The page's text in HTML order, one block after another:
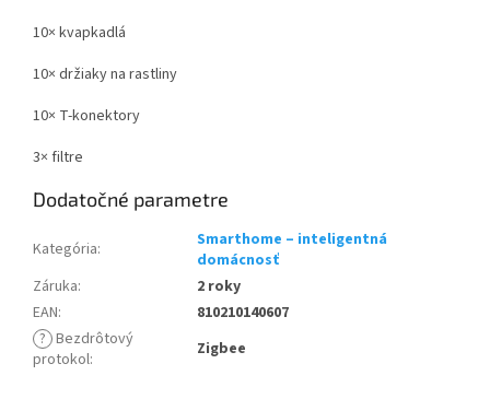
10× kvapkadlá
10× držiaky na rastliny
10× T-konektory
3× filtre
Dodatočné parametre
Kategória:
Smarthome – inteligentná
domácnosť
Záruka:
2 roky
EAN:
810210140607
? Bezdrôtový
protokol: Zigbee